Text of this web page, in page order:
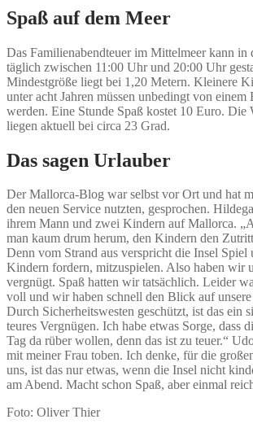
Spaß auf dem Meer
Das Familienabendteuer im Mittelmeer kann in
täglich zwischen 11:00 Uhr und 20:00 Uhr
Mindestgröße liegt bei 1,20 Metern. Kleinere
unter acht Jahren müssen unbedingt von einem
werden. Eine Stunde Spaß kostet 10 Euro. Die
liegen aktuell bei circa 23 Grad.
Das sagen Urlauber
Der Mallorca-Blog war selbst vor Ort und hat
den neuen Service nutzten, gesprochen.
ihrem Mann und zwei Kindern auf Mallorca.
man kaum drum herum, den Kindern den
Denn vom Strand aus verspricht die Insel Spiel
Kindern fordern, mitzuspielen. Also haben wir
vergnügt. Spaß hatten wir tatsächlich. Leider
voll und wir haben schnell den Blick auf
Durch Sicherheitswesten geschützt, ist das ein
teures Vergnügen. Ich habe etwas Sorge, dass
Tag da rüber wollen, denn das ist zu teuer.“
mit meiner Frau toben. Ich denke, für die
uns, ist das nur etwas, wenn die Insel nicht
am Abend. Macht schon Spaß, aber einmal
Foto: Oliver Thier